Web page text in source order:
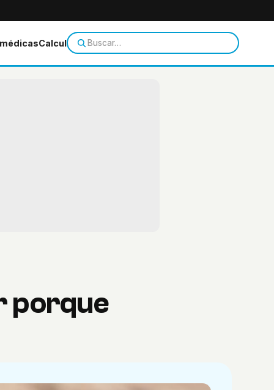
CalculadorasTemas de salud
porque